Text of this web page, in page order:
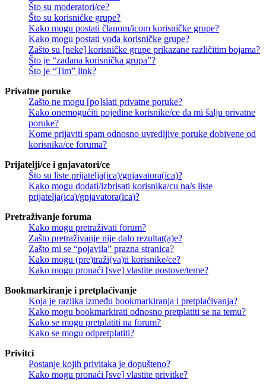
Što su moderatori/ce?
Što su korisničke grupe?
Kako mogu postati članom/icom korisničke grupe?
Kako mogu postati vođa korisničke grupe?
Zašto su [neke] korisničke grupe prikazane različitim bojama?
Što je “zadana korisnička grupa”?
Što je “Tim” link?
Privatne poruke
Zašto ne mogu [po]slati privatne poruke?
Kako onemogućiti pojedine korisnike/ce da mi šalju privatne
poruke?
Kome prijaviti spam odnosno uvredljive poruke dobivene od
korisnika/ce foruma?
Prijatelji/ce i gnjavatori/ce
Što su liste prijatelja(ica)/gnjavatora(ica)?
Kako mogu dodati/izbrisati korisnika/cu na/s liste
prijatelja(ica)/gnjavatora(ica)?
Pretraživanje foruma
Kako mogu pretraživati forum?
Zašto pretraživanje nije dalo rezultat(a)e?
Zašto mi se “pojavila” prazna stranica?
Kako mogu (pre)traži(va)ti korisnike/ce?
Kako mogu pronaći [sve] vlastite postove/teme?
Bookmarkiranje i pretplaćivanje
Koja je razlika između bookmarkiranja i pretplaćivanja?
Kako mogu bookmarkirati odnosno pretplatiti se na temu?
Kako se mogu pretplatiti na forum?
Kako se mogu odpretplatiti?
Privitci
Postanje kojih privitaka je dopušteno?
Kako mogu pronaći [sve] vlastite privitke?